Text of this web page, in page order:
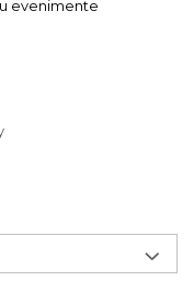
evenimente